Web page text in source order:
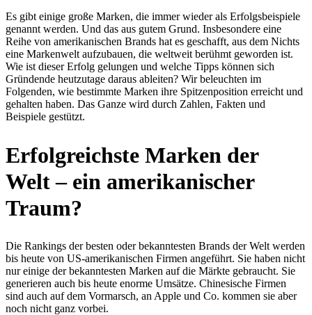
Es gibt einige große Marken, die immer wieder als Erfolgsbeispiele
genannt werden. Und das aus gutem Grund. Insbesondere eine
Reihe von amerikanischen Brands hat es geschafft, aus dem Nichts
eine Markenwelt aufzubauen, die weltweit berühmt geworden ist.
Wie ist dieser Erfolg gelungen und welche Tipps können sich
Gründende heutzutage daraus ableiten? Wir beleuchten im
Folgenden, wie bestimmte Marken ihre Spitzenposition erreicht und
gehalten haben. Das Ganze wird durch Zahlen, Fakten und
Beispiele gestützt.
Erfolgreichste Marken der
Welt – ein amerikanischer
Traum?
Die Rankings der besten oder bekanntesten Brands der Welt werden
bis heute von US-amerikanischen Firmen angeführt. Sie haben nicht
nur einige der bekanntesten Marken auf die Märkte gebraucht. Sie
generieren auch bis heute enorme Umsätze. Chinesische Firmen
sind auch auf dem Vormarsch, an Apple und Co. kommen sie aber
noch nicht ganz vorbei.